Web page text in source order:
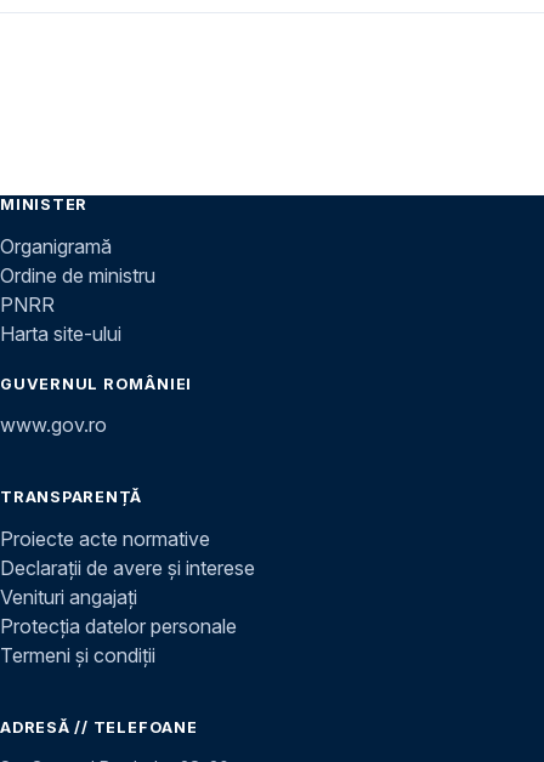
MINISTER
Organigramă
Ordine de ministru
PNRR
Harta site-ului
GUVERNUL ROMÂNIEI
www.gov.ro
TRANSPARENȚĂ
Proiecte acte normative
Declarații de avere și interese
Venituri angajați
Protecția datelor personale
Termeni și condiții
ADRESĂ // TELEFOANE